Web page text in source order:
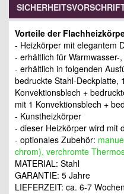
Vorteile der
- Heizkörper mit elegantem
- erhältlich für
- erhältlich in folgenden
bedruckte Stahl-Deckplatte,
Konvektionsblech +
mit 1 Konvektionsblech +
- Kunstheizkörper
- dieser Heizkörper wird mit
- optionales Zubehör:
chrom), verchromte
MATERIAL: Stahl
GARANTIE: 5 Jahre
LIEFERZEIT: ca. 6-7 Wochen